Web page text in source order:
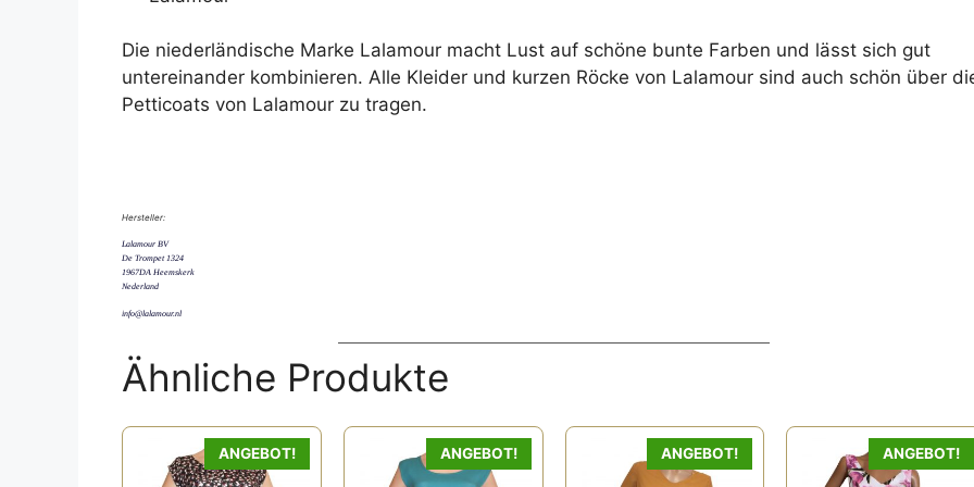
Die niederländische Marke Lalamour macht Lust auf schöne bunte Farben und lässt sich gut
untereinander kombinieren. Alle Kleider und kurzen Röcke von Lalamour sind auch schön über
Petticoats von Lalamour zu tragen.
Hersteller:
Lalamour BV
De Trompet 1324
1967DA Heemskerk
Nederland
info@lalamour.nl
Ähnliche Produkte
ANGEBOT! ANGEBOT!
Produkt
ANGEBOT! ANGEBOT!